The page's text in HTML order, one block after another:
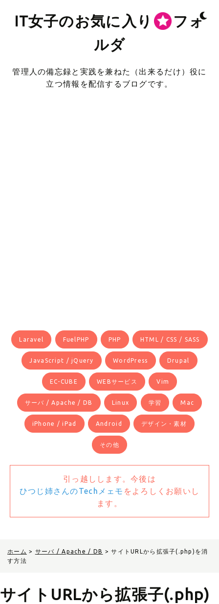
IT女子のお気に入り
フォ
ルダ
管理人の備忘録と実践を兼ねた（出来るだけ）役に
立つ情報を配信するブログです。
Laravel FuelPHP PHP HTML / CSS / SASS
JavaScript / jQuery WordPress Drupal
EC-CUBE WEBサービス Vim
サーバ / Apache / DB Linux 学習 Mac
iPhone / iPad Android デザイン・素材
その他
引っ越しします。今後は
ひつじ姉さんのTechメェモ をよろしくお願いし
ます。
ホーム > サーバ / Apache / DB >サイトURLから拡張子(.php)を消
す方法
サイトURLから拡張子(.php)